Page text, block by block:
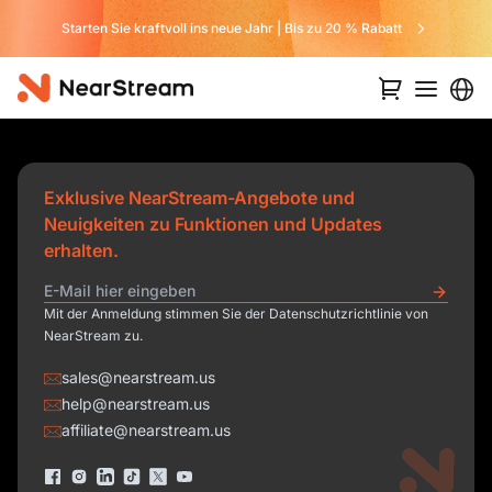
Starten Sie kraftvoll ins neue Jahr | Bis zu 20 % Rabatt
Exklusive NearStream-Angebote und
Neuigkeiten zu Funktionen und Updates
erhalten.
Mit der Anmeldung stimmen Sie der Datenschutzrichtlinie von
NearStream zu.
sales@nearstream.us
help@nearstream.us
affiliate@nearstream.us